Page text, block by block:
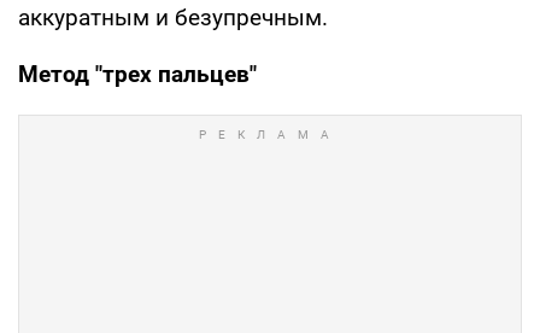
аккуратным и безупречным.
Метод "трех пальцев"